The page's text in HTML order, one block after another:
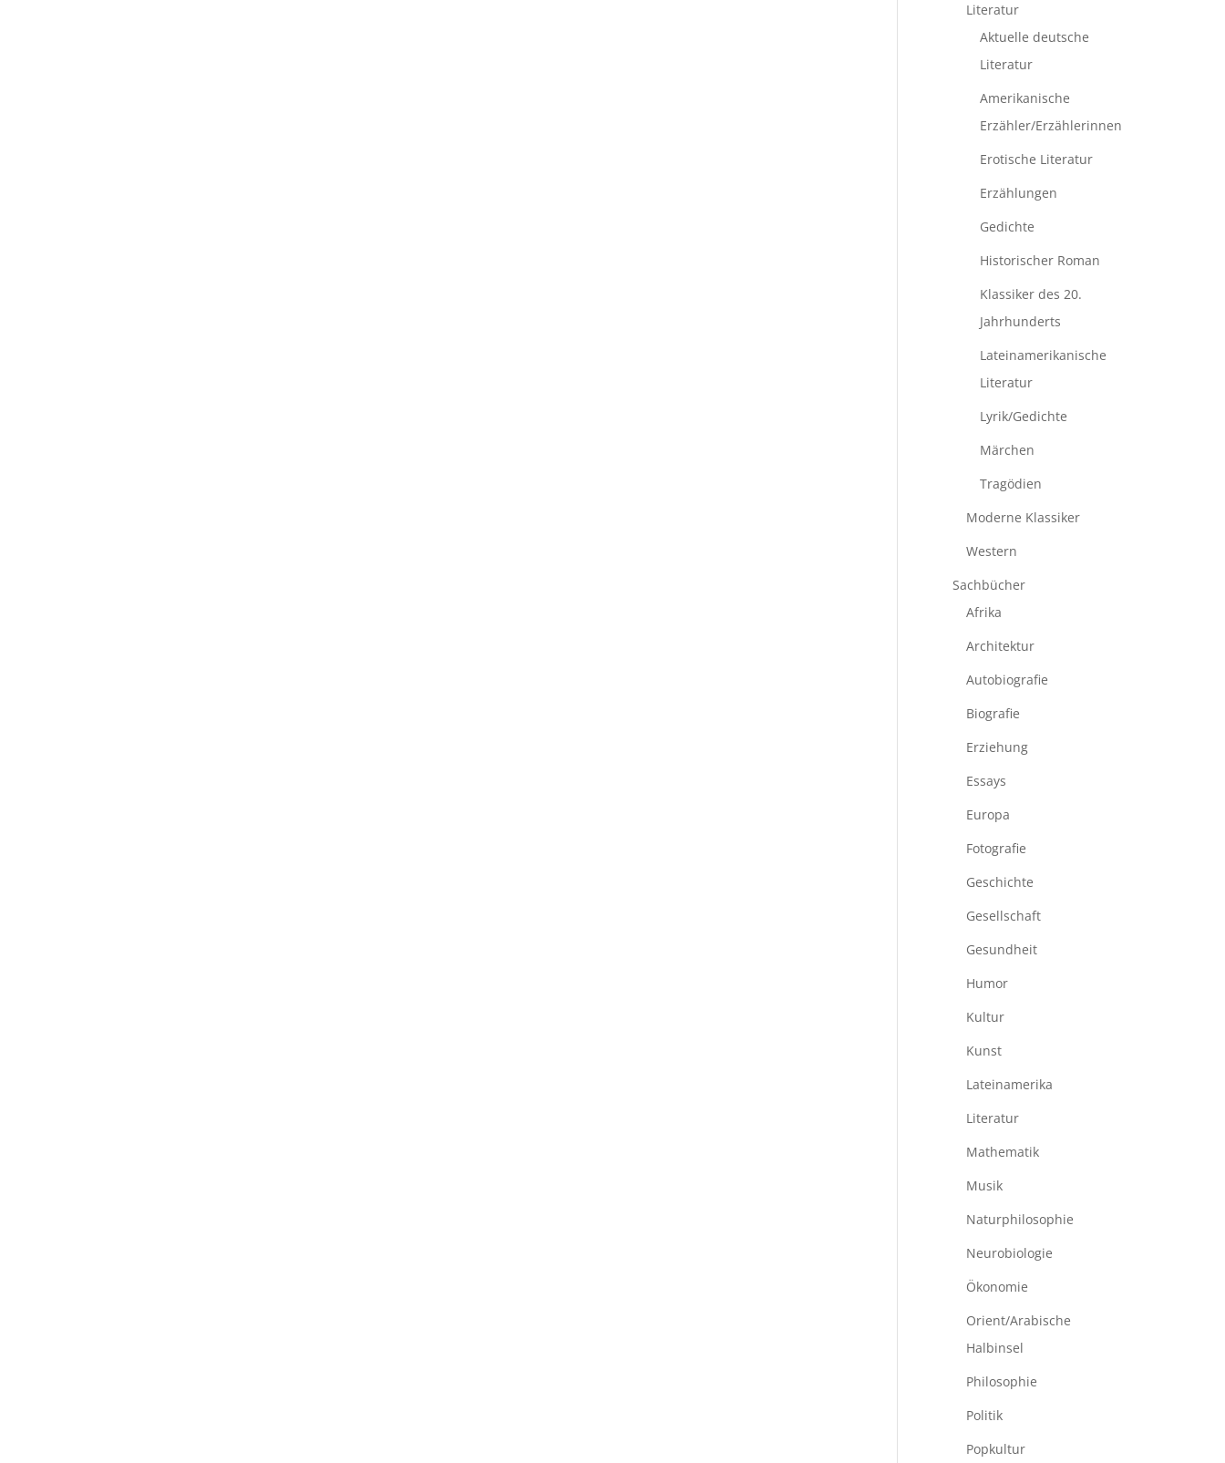
Literatur
Aktuelle deutsche
Literatur
Amerikanische
Erzähler/Erzählerinnen
Erotische Literatur
Erzählungen
Gedichte
Historischer Roman
Klassiker des 20.
Jahrhunderts
Lateinamerikanische
Literatur
Lyrik/Gedichte
Märchen
Tragödien
Moderne Klassiker
Western
Sachbücher
Afrika
Architektur
Autobiografie
Biografie
Erziehung
Essays
Europa
Fotografie
Geschichte
Gesellschaft
Gesundheit
Humor
Kultur
Kunst
Lateinamerika
Literatur
Mathematik
Musik
Naturphilosophie
Neurobiologie
Ökonomie
Orient/Arabische
Halbinsel
Philosophie
Politik
Popkultur